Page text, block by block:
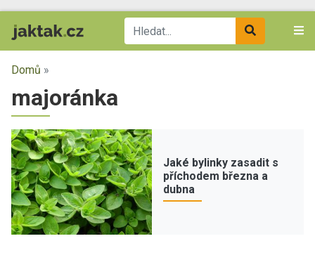
Domů »
majoránka
Jaké bylinky zasadit s
příchodem března a
dubna